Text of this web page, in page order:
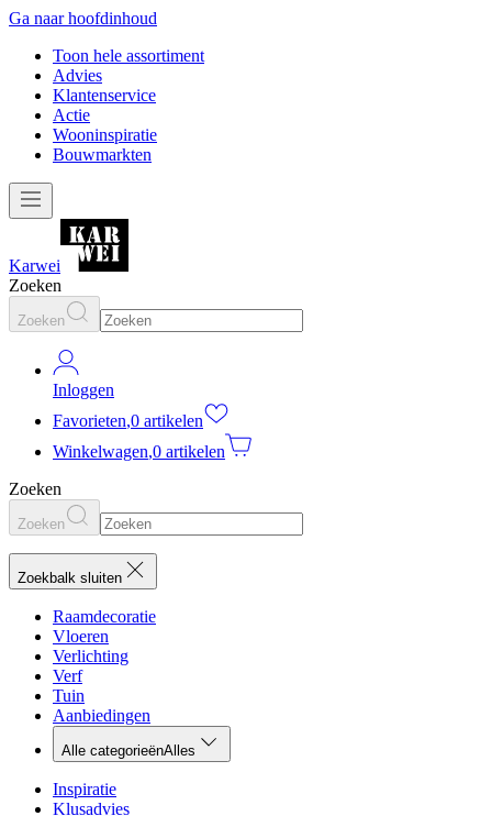
Ga naar hoofdinhoud
Toon hele assortiment
Advies
Klantenservice
Actie
Wooninspiratie
Bouwmarkten
Karwei
Zoeken
Zoeken
Inloggen
Favorieten,0 artikelen
Winkelwagen,0 artikelen
Zoeken
Zoeken
Zoekbalk sluiten
Raamdecoratie
Vloeren
Verlichting
Verf
Tuin
Aanbiedingen
Alle categorieënAlles
Inspiratie
Klusadvies